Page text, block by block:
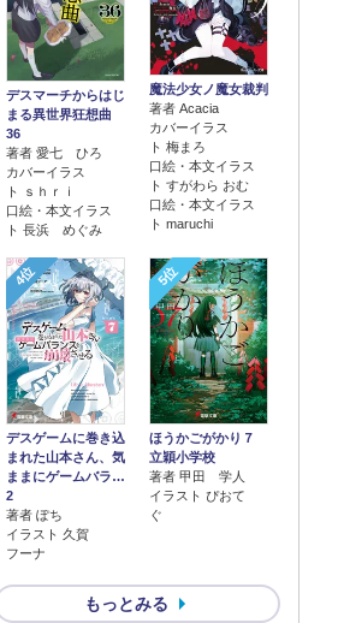
デスマーチからはじ
まる異世界狂想曲
36
著者 愛七 ひろ
カバーイラス
ト ｓｈｒｉ
口絵・本文イラス
ト 長浜 めぐみ
魔法少女ノ魔女裁判
著者 Acacia
カバーイラス
ト 梅まろ
口絵・本文イラス
ト すがわら おむ
口絵・本文イラス
ト maruchi
4位
デスゲームに巻き込
まれた山本さん、気
ままにゲームバラ…
2
著者 ぽち
イラスト 久賀
フーナ
5位
ほうかごがかり７
立穎小学校
著者 甲田 学人
イラスト ぴおて
ぐ
もっとみる